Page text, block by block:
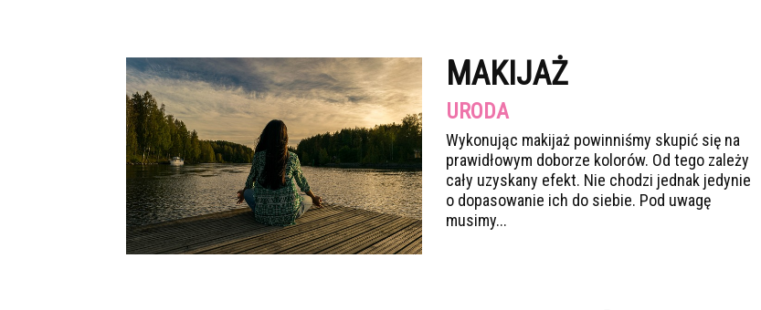
MAKIJAŻ
URODA
Wykonując makijaż powinniśmy skupić się na
prawidłowym doborze kolorów. Od tego zależy
cały uzyskany efekt. Nie chodzi jednak jedynie
o dopasowanie ich do siebie. Pod uwagę
musimy...